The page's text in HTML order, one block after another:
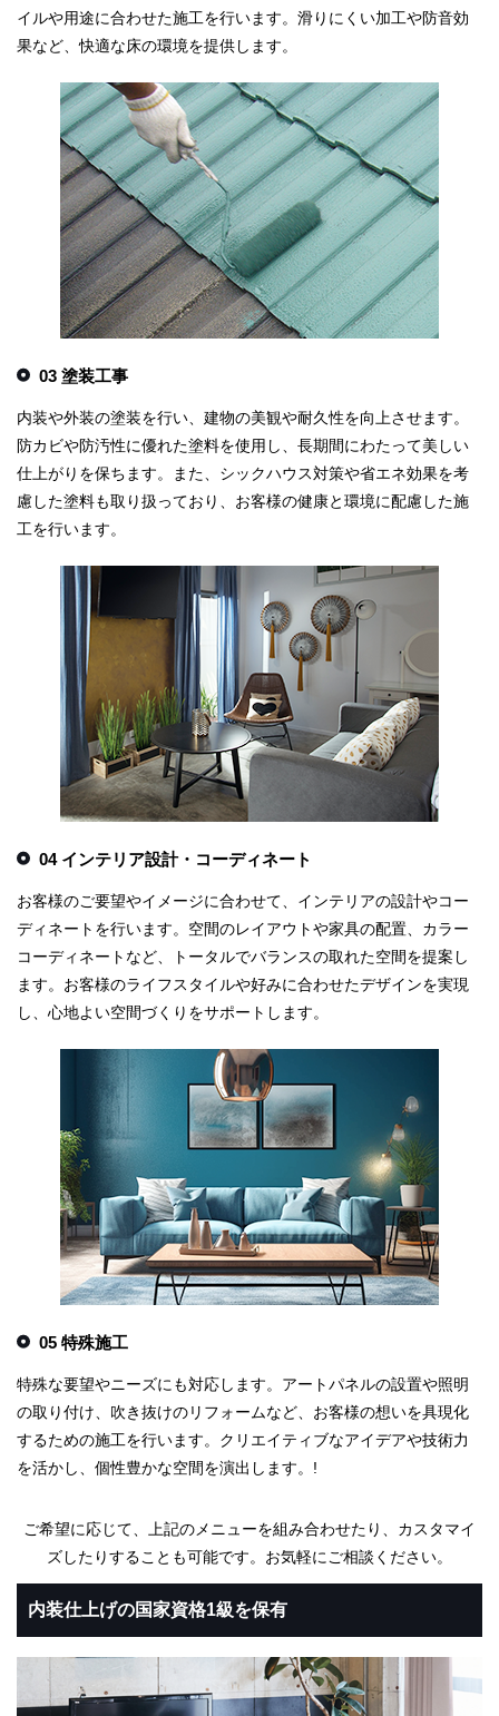
イルや用途に合わせた施工を行います。滑りにくい加工や防音効
果など、快適な床の環境を提供します。
03 塗装工事
内装や外装の塗装を行い、建物の美観や耐久性を向上させます。
防カビや防汚性に優れた塗料を使用し、長期間にわたって美しい
仕上がりを保ちます。また、シックハウス対策や省エネ効果を考
慮した塗料も取り扱っており、お客様の健康と環境に配慮した施
工を行います。
04 インテリア設計・コーディネート
お客様のご要望やイメージに合わせて、インテリアの設計やコー
ディネートを行います。空間のレイアウトや家具の配置、カラー
コーディネートなど、トータルでバランスの取れた空間を提案し
ます。お客様のライフスタイルや好みに合わせたデザインを実現
し、心地よい空間づくりをサポートします。
05 特殊施工
特殊な要望やニーズにも対応します。アートパネルの設置や照明
の取り付け、吹き抜けのリフォームなど、お客様の想いを具現化
するための施工を行います。クリエイティブなアイデアや技術力
を活かし、個性豊かな空間を演出します。!
ご希望に応じて、上記のメニューを組み合わせたり、カスタマイ
ズしたりすることも可能です。お気軽にご相談ください。
内装仕上げの国家資格1級を保有